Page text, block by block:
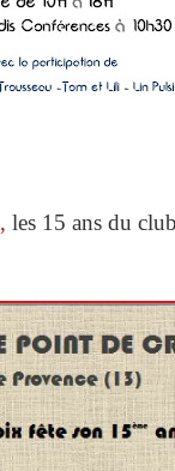
, les 15 ans du